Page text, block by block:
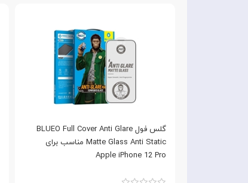
گلس فول BLUEO Full Cover Anti Glare
Matte Glass Anti Static مناسب برای
Apple iPhone 12 Pro